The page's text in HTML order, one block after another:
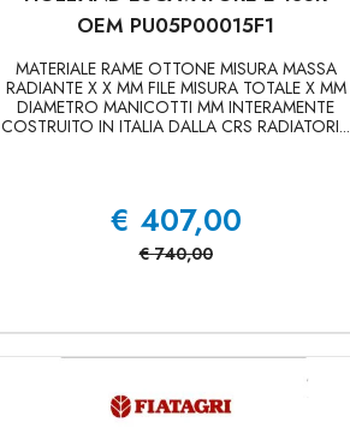
OEM PU05P00015F1
MATERIALE RAME OTTONE MISURA MASSA
RADIANTE X X MM FILE MISURA TOTALE X MM
DIAMETRO MANICOTTI MM INTERAMENTE
COSTRUITO IN ITALIA DALLA CRS RADIATORI...
€ 407,00
€ 740,00